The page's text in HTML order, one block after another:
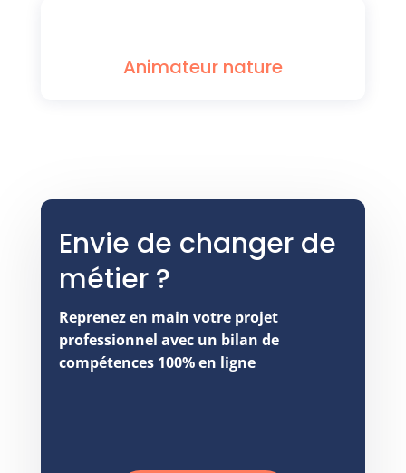
Animateur nature
Envie de changer de
métier ?
Reprenez en main votre projet
professionnel avec un bilan de
compétences 100% en ligne